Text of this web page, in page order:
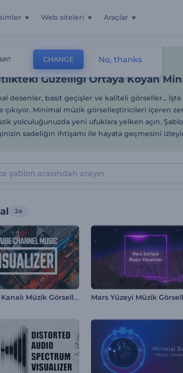
Web siteleri Araçlar
Güzelliği
Müzik Görselleştirmeleri Minimal
Güzelliği Ortaya Koyan
desenler, basit geçişler ve kaliteli görseller...
çıkıyor. Minimal müzik görselleştiricileri içeren
yolculuğunuzda yeni ufuklara yelken açın.
sadeliğin ihtişamı ile hayata geçmesini
24
YouTube Kanalı Müzik Görselleştirici
CHANGE No, thanks